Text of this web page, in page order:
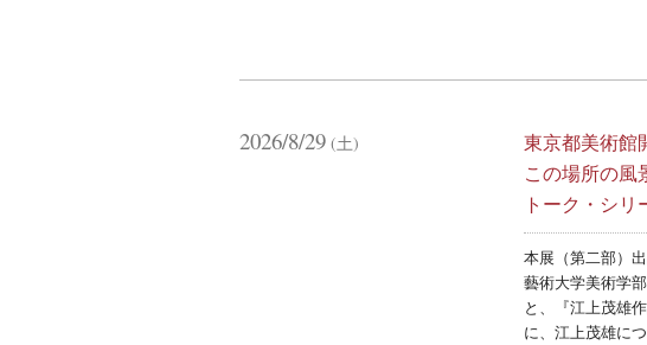
2026/8/29 (土)
東京都美術館
この場所の風
トーク・シ
本展（第二部）
藝術大学美術学
と、『江上茂雄
に、江上茂雄に